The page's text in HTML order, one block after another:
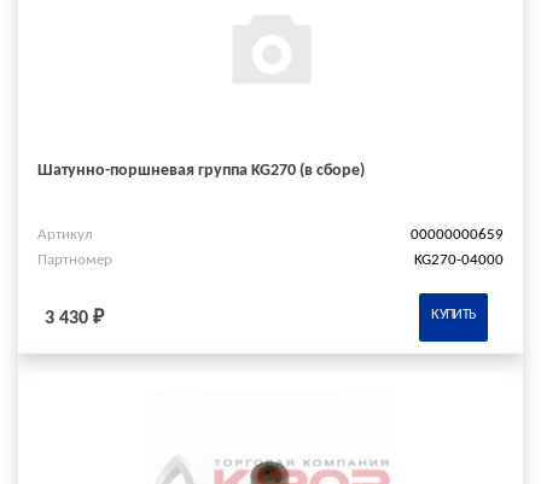
Шатунно-поршневая группа KG270 (в сборе)
Артикул
00000000659
Партномер
KG270-04000
3 430 ₽ КУПИТЬ